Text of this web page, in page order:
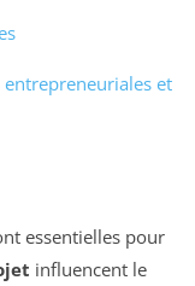
et
essentielles pour
influencent le